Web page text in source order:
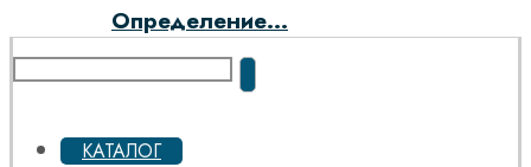
Определение...
КАТАЛОГ